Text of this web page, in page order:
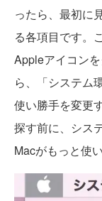
ったら、最初に
る各項目です。
Appleアイコン
ら、「システム
使い勝手を変更
探す前に、シス
Macがもっと使